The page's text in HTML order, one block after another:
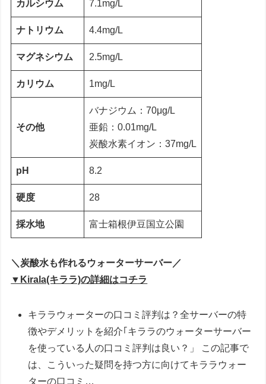
カルシウム 7.1mg/L
ナトリウム 4.4mg/L
マグネシウム 2.5mg/L
カリウム 1mg/L
その他
バナジウム：70μg/L
亜鉛：0.01mg/L
炭酸水素イオン：37mg/L
pH 8.2
硬度 28
採水地 富士箱根伊豆国立公園
＼炭酸水も作れるウォーターサーバー／
▼Kirala(キララ)の詳細はコチラ
キララウォーターの口コミ評判は？全サーバーの特
徴やデメリットを紹介｢キララのウォーターサーバー
を使っている人の口コミ評判は良い？」 この記事で
は、こういった疑問を持つ方に向けてキララウォー
ターの口コミ…